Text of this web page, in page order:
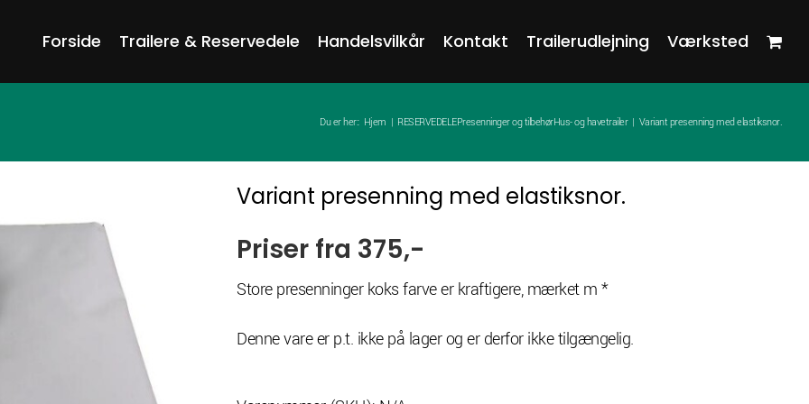
Forside Trailere & Reservedele Handelsvilkår Kontakt Trailerudlejning Værksted
Du er her:: Hjem RESERVEDELEPresenninger og tilbehørHus- og havetrailer Variant presenning med elastiksnor.
Variant presenning med elastiksnor.
Priser fra 375,-
Store presenninger koks farve er kraftigere, mærket m *
Denne vare er p.t. ikke på lager og er derfor ikke tilgængelig.